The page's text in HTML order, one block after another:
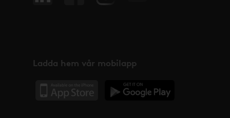
Ladda hem vår mobilapp